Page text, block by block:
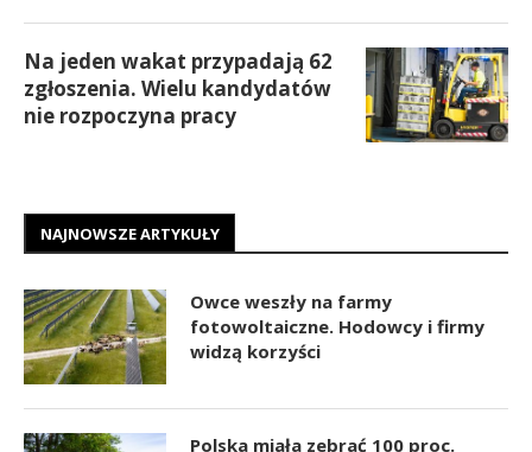
Na jeden wakat przypadają 62
zgłoszenia. Wielu kandydatów
nie rozpoczyna pracy
NAJNOWSZE ARTYKUŁY
Owce weszły na farmy
fotowoltaiczne. Hodowcy i firmy
widzą korzyści
Polska miała zebrać 100 proc.